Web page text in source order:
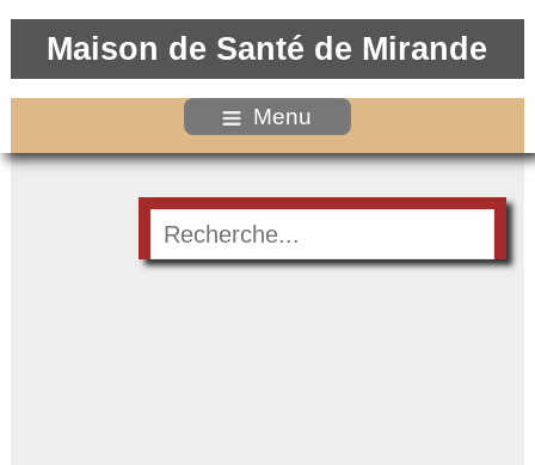
Maison de Santé de Mirande
Menu